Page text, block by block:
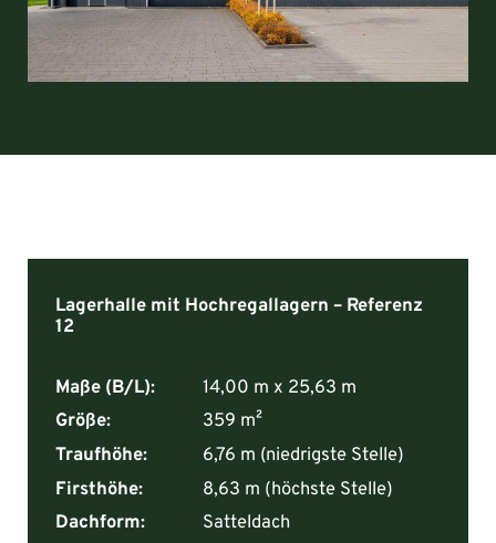
Lagerhalle mit Hochregallagern – Referenz
12
Maße (B/L):
14,00 m x 25,63 m
Größe:
359 m²
Traufhöhe:
6,76 m (niedrigste Stelle)
Firsthöhe:
8,63 m (höchste Stelle)
Dachform:
Satteldach